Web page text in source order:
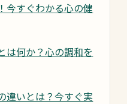
今すぐわかる心の健
は何か？心の調和を
違いとは？今すぐ実